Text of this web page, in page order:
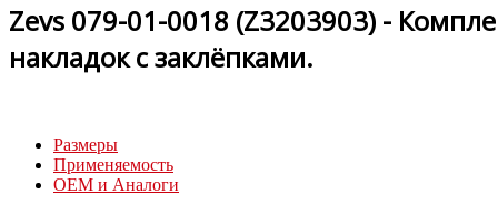
Zevs 079-01-0018 (Z3203903) -
накладок с заклёпками.
Размеры
Применяемость
OEM и Аналоги